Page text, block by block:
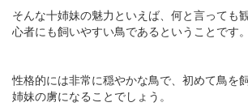
そんな十姉妹の魅力といえば、何と言っても
心者にも飼いやすい鳥であるということです。
性格的には非常に穏やかな鳥で、初めて鳥を
姉妹の虜になることでしょう。